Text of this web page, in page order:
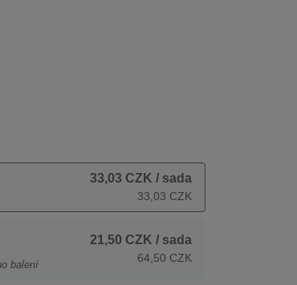
33,03 CZK / sada
33,03 CZK
balení
21,50 CZK / sada
64,50 CZK